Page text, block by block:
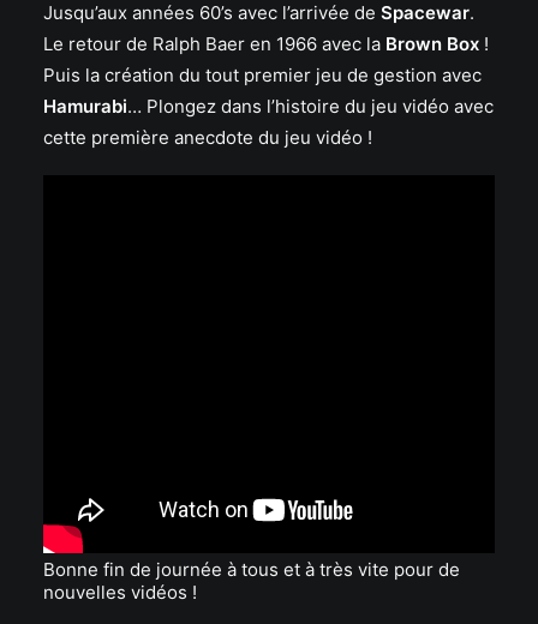
Jusqu’aux années 60’s avec l’arrivée de Spacewar.
Le retour de Ralph Baer en 1966 avec la Brown Box !
Puis la création du tout premier jeu de gestion avec
Hamurabi… Plongez dans l’histoire du jeu vidéo avec
cette première anecdote du jeu vidéo !
Bonne fin de journée à tous et à très vite pour de
nouvelles vidéos !